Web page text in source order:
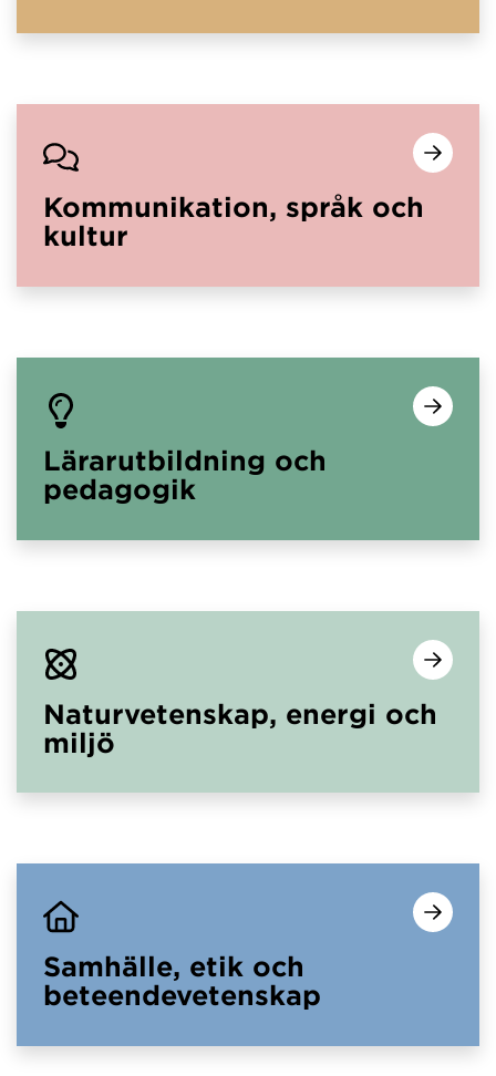
Kommunikation, språk och
kultur
Lärarutbildning och
pedagogik
Naturvetenskap, energi och
miljö
Samhälle, etik och
beteendevetenskap